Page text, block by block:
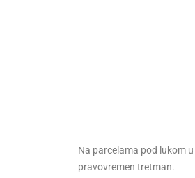
Na parcelama pod lukom
pravovremen tretman.